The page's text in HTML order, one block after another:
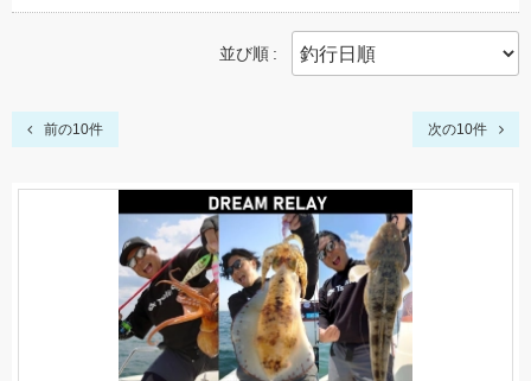
並び順
前の10件 次の10件